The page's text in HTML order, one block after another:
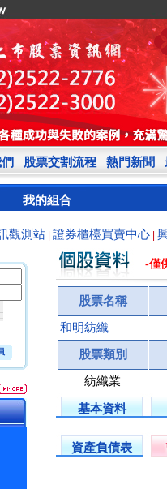
股票交割流程 熱門新聞
我的組合
觀測站 證券櫃檯買賣中心
-僅
股票名稱
和明紡織
股票類別
紡織業
基本資料
資產負債表